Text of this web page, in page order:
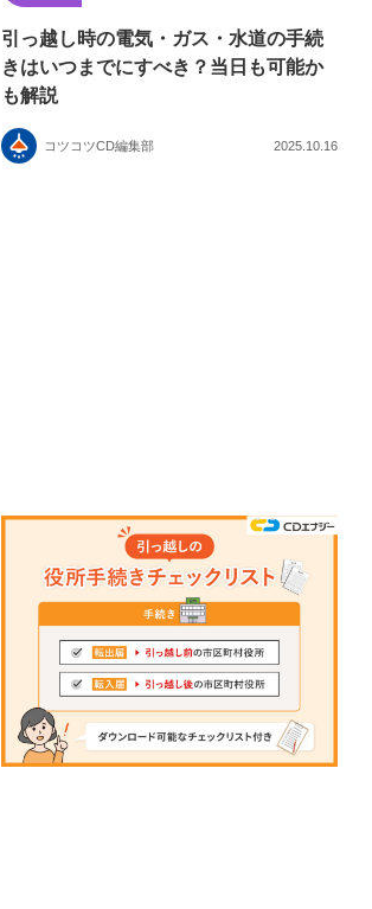
引っ越し時の電気・ガス・水道の手続
きはいつまでにすべき？当日も可能か
も解説
コツコツCD編集部 2025.10.16